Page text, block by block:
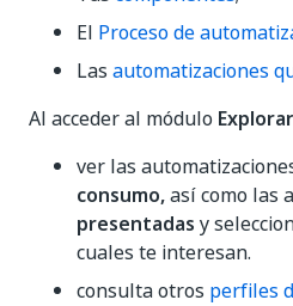
El Proceso de
Las automatizaciones
Al acceder al módulo Explorar
ver las
consumo,así como las
presentadas y
cuales te interesan.
consulta otros perfiles